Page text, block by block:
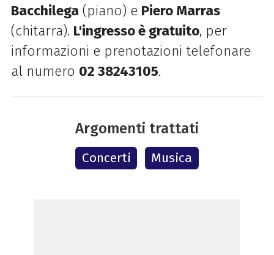
Bacchilega(piano) e Piero Marras
(chitarra). L'ingresso è gratuito, per
informazioni e prenotazioni telefonare
al numero 02 38243105.
Argomenti trattati
Concerti Musica